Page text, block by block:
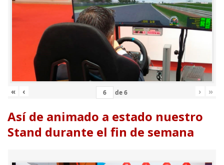
« ‹ de6 › »
Así de animado a estado nuestro
Stand durante el fin de semana